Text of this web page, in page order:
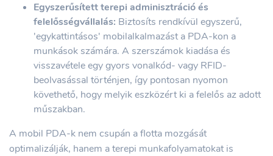
Egyszerűsített terepi adminisztráció és
felelősségvállalás: Biztosíts rendkívül egyszerű,
'egykattintásos' mobilalkalmazást a PDA-kon a
munkások számára. A szerszámok kiadása és
visszavétele egy gyors vonalkód- vagy RFID-
beolvasással történjen, így pontosan nyomon
követhető, hogy melyik eszközért ki a felelős az adott
műszakban.
A mobil PDA-k nem csupán a flotta mozgását
optimalizálják, hanem a terepi munkafolyamatokat is